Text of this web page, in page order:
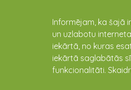
Informējam, ka šajā
un uzlabotu
iekārtā, no kuras
iekārtā saglabātās
funkcionalitāti.